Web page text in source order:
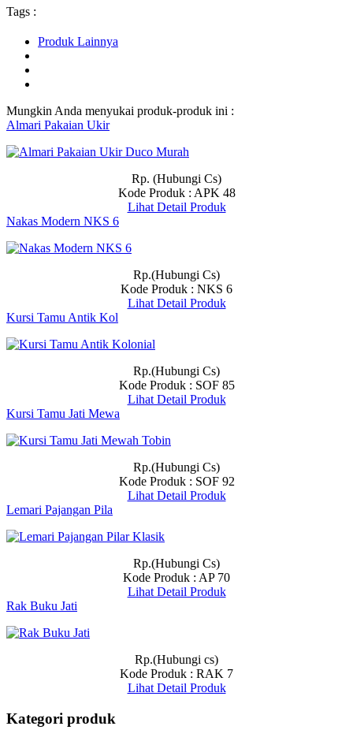
Tags :
Produk Lainnya
Mungkin Anda menyukai produk-produk ini :
Almari Pakaian Ukir
Rp. (Hubungi Cs)
Kode Produk : APK 48
Lihat Detail Produk
Nakas Modern NKS 6
Rp.(Hubungi Cs)
Kode Produk : NKS 6
Lihat Detail Produk
Kursi Tamu Antik Kol
Rp.(Hubungi Cs)
Kode Produk : SOF 85
Lihat Detail Produk
Kursi Tamu Jati Mewa
Rp.(Hubungi Cs)
Kode Produk : SOF 92
Lihat Detail Produk
Lemari Pajangan Pila
Rp.(Hubungi Cs)
Kode Produk : AP 70
Lihat Detail Produk
Rak Buku Jati
Rp.(Hubungi cs)
Kode Produk : RAK 7
Lihat Detail Produk
Kategori produk